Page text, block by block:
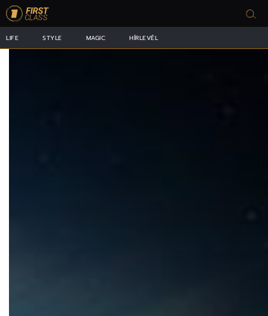
LIFE STYLE MAGIC HÍRLEVÉL